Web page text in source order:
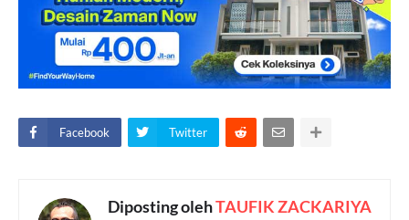
Facebook Twitter
Diposting olehTAUFIK ZACKARIYA